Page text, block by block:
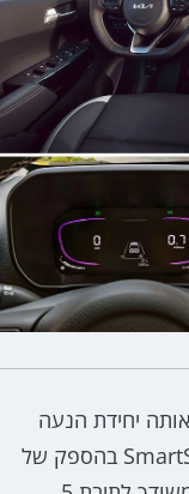
עם אותה יחידת הנעה
של הדגם היוצא: מנוע 1.2 ליטר SmartStrem בהספק של